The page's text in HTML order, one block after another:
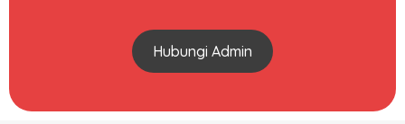
Hubungi Admin